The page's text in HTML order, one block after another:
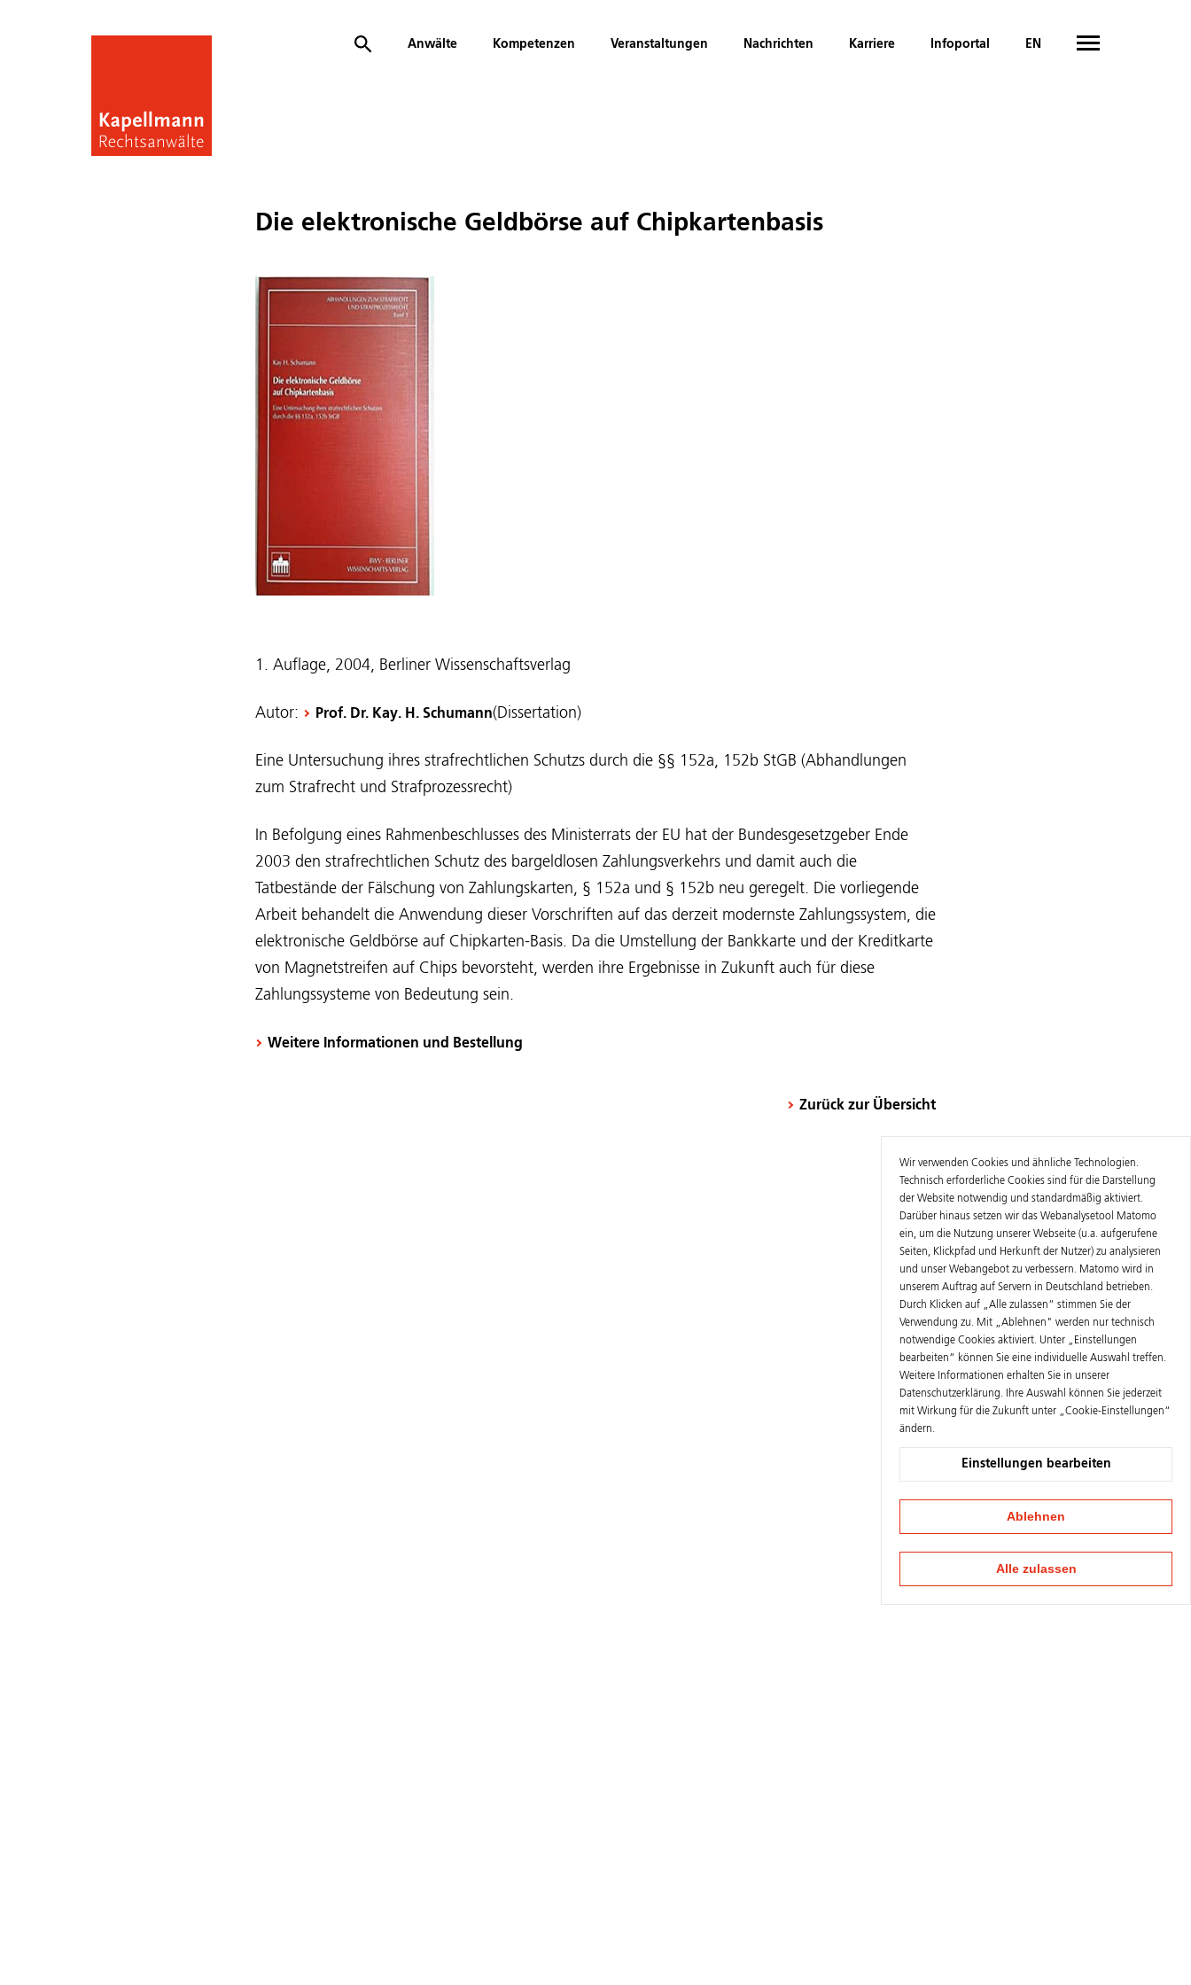
Anwälte Kompetenzen Veranstaltungen Nachrichten Karriere Infoportal EN
Die elektronische Geldbörse auf Chipkartenbasis
1. Auflage, 2004, Berliner Wissenschaftsverlag
Autor: Prof. Dr. Kay. H. Schumann(Dissertation)
Eine Untersuchung ihres strafrechtlichen Schutzs durch die §§ 152a, 152b StGB (Abhandlungen
zum Strafrecht und Strafprozessrecht)
In Befolgung eines Rahmenbeschlusses des Ministerrats der EU hat der Bundesgesetzgeber Ende
2003 den strafrechtlichen Schutz des bargeldlosen Zahlungsverkehrs und damit auch die
Tatbestände der Fälschung von Zahlungskarten, § 152a und § 152b neu geregelt. Die vorliegende
Arbeit behandelt die Anwendung dieser Vorschriften auf das derzeit modernste Zahlungssystem, die
elektronische Geldbörse auf Chipkarten-Basis. Da die Umstellung der Bankkarte und der Kreditkarte
von Magnetstreifen auf Chips bevorsteht, werden ihre Ergebnisse in Zukunft auch für diese
Zahlungssysteme von Bedeutung sein.
Weitere Informationen und Bestellung
Zurück zur Übersicht
Wir verwenden Cookies und ähnliche Technologien.
Technisch erforderliche Cookies sind für die Darstellung
der Website notwendig und standardmäßig aktiviert.
Darüber hinaus setzen wir das Webanalysetool Matomo
ein, um die Nutzung unserer Webseite (u.a. aufgerufene
Seiten, Klickpfad und Herkunft der Nutzer) zu analysieren
und unser Webangebot zu verbessern. Matomo wird in
unserem Auftrag auf Servern in Deutschland betrieben.
Durch Klicken auf „Alle zulassen“ stimmen Sie der
Verwendung zu. Mit „Ablehnen" werden nur technisch
notwendige Cookies aktiviert. Unter „Einstellungen
bearbeiten“ können Sie eine individuelle Auswahl treffen.
Weitere Informationen erhalten Sie in unserer
Datenschutzerklärung. Ihre Auswahl können Sie jederzeit
mit Wirkung für die Zukunft unter „Cookie-Einstellungen“
ändern.
Einstellungen bearbeiten
Ablehnen
Alle zulassen